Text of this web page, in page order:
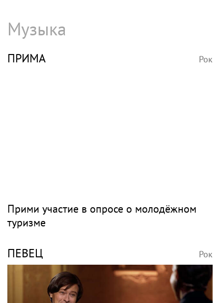
Музыка
ПРИМА Рок
Прими участие в опросе о молодёжном
туризме
ПЕВЕЦ Рок